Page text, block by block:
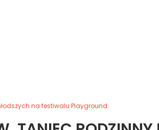
na festiwalu Playground